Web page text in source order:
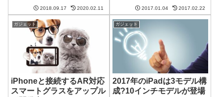
れ！というのがないのが苦しい
ところです。2年間快適に過ごせ
たMate 9Huawei Mate9は私とし
ては初めて...
2018.09.17 2020.02.11
で、現在流れている 2017年版
iPhoneのうわさをまとめてみた
いと思います。4.7インチ、5.5イ
ンチ、5.8...
2017.01.04 2017.02.22
ガジェット
iPhoneと接続するAR対応
スマートグラスをアップル
ガジェット
2017年のiPadは3モデル構
成?10インチモデルが登場